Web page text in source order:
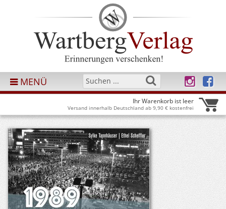
MENÜ
Ihr Warenkorb ist leer
Versand innerhalb Deutschland ab 9,90 € kostenfrei